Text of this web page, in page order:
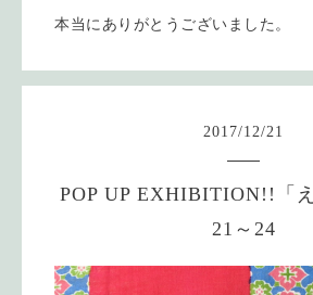
本当にありがとうございました。
2017/12/21
POP UP EXHIBITION!!「
21～24